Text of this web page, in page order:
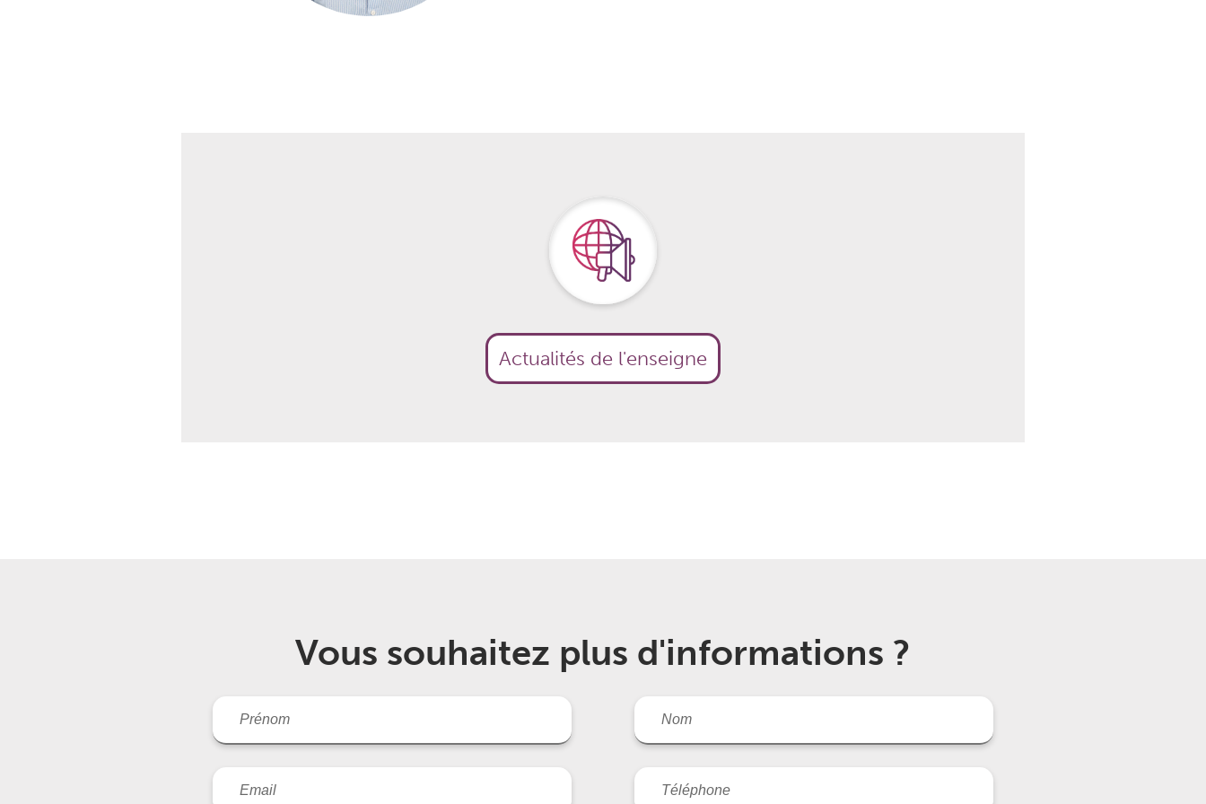
La bienveillance et l’écoute
Une assistance incluse à la gestion de votre commerce (site internet, supports
imprimés, gestion des réseaux sociaux, visibilité en ligne face à la concurrence, etc.)
Actualités de l'enseigne
Vous souhaitez plus d'informations ?